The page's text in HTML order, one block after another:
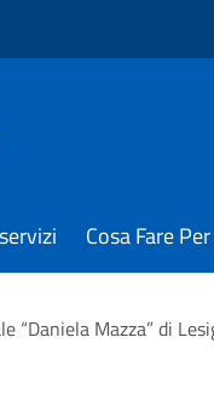
Cosa Fare Per
Mazza” di